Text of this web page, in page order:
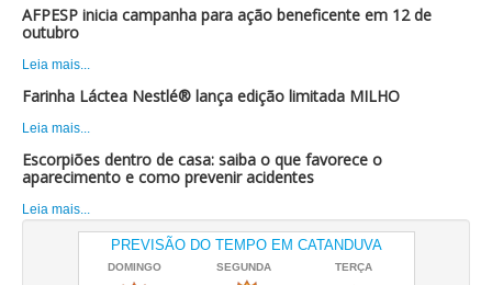
AFPESP inicia campanha para ação beneficente em 12 de
outubro
Leia mais...
Farinha Láctea Nestlé® lança edição limitada MILHO
Leia mais...
Escorpiões dentro de casa: saiba o que favorece o
aparecimento e como prevenir acidentes
Leia mais...